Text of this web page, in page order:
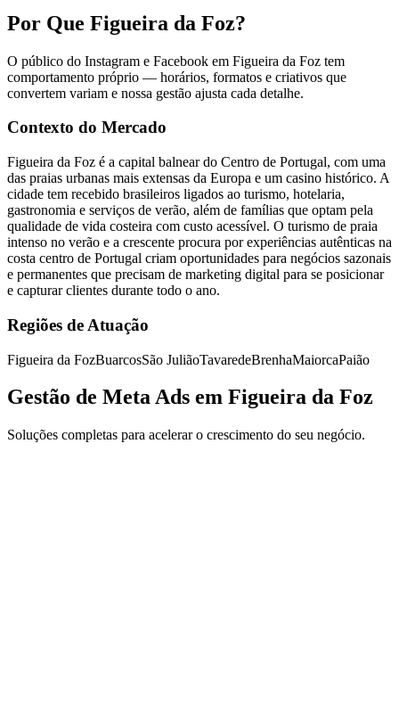
Por Que Figueira da Foz?
O público do Instagram e Facebook em Figueira da Foz tem
comportamento próprio — horários, formatos e criativos que
convertem variam e nossa gestão ajusta cada detalhe.
Contexto do Mercado
Figueira da Foz é a capital balnear do Centro de Portugal, com uma
das praias urbanas mais extensas da Europa e um casino histórico. A
cidade tem recebido brasileiros ligados ao turismo, hotelaria,
gastronomia e serviços de verão, além de famílias que optam pela
qualidade de vida costeira com custo acessível. O turismo de praia
intenso no verão e a crescente procura por experiências autênticas na
costa centro de Portugal criam oportunidades para negócios sazonais
e permanentes que precisam de marketing digital para se posicionar
e capturar clientes durante todo o ano.
Regiões de Atuação
Figueira da FozBuarcosSão JuliãoTavaredeBrenhaMaiorcaPaião
Gestão de Meta Ads em Figueira da Foz
Soluções completas para acelerar o crescimento do seu negócio.